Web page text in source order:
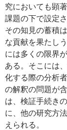
究においても顕
課題の下で設定
その知見の蓄積
な貢献を果たし
には多くの限界
ある。そこには
化する際の分析
の解釈の問題が
は、検証手続き
に、他の研究方
えられる。